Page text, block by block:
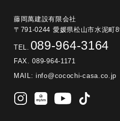
藤岡萬建設有限会社
〒791-0244 愛媛県松山市水泥町
TEL. 089-964-3164
FAX. 089-964-1171
MAIL: info@cocochi-casa.co.jp